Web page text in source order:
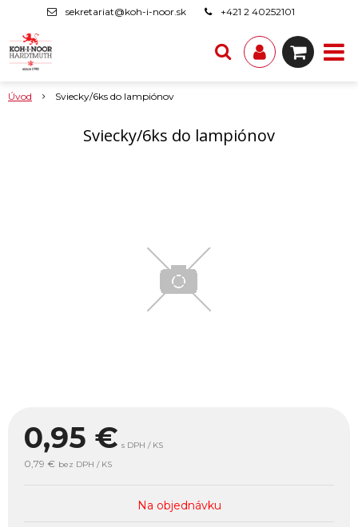
sekretariat@koh-i-noor.sk +421 2 40252101
Úvod Sviecky/6ks do lampiónov
Sviecky/6ks do lampiónov
0,95 € s DPH / KS
0,79 € bez DPH / KS
Na objednávku